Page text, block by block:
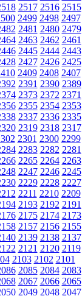
2517 2516 2515
2499 2498 2497
2481 2480 2479
2463 2462 2461
2445 2444 2443
2427 2426 2425
2409 2408 2407
2391 2390 2389
2373 2372 2371
2355 2354 2353
2337 2336 2335
2319 2318 2317
2301 2300 2299
2283 2282 2281
2265 2264 2263
2247 2246 2245
2229 2228 2227
2211 2210 2209
2193 2192 2191
2175 2174 2173
2157 2156 2155
2139 2138 2137
2121 2120 2119
2103 2102 2101
2085 2084 2083
2067 2066 2065
2049 2048 2047